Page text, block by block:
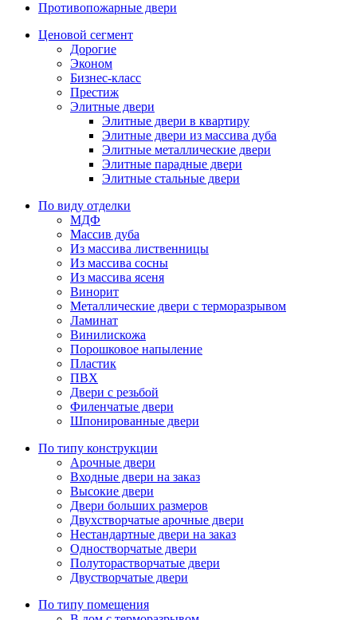
Противопожарные двери
Ценовой сегмент
Дорогие
Эконом
Бизнес-класс
Престиж
Элитные двери
Элитные двери в квартиру
Элитные двери из массива дуба
Элитные металлические двери
Элитные парадные двери
Элитные стальные двери
По виду отделки
МДФ
Массив дуба
Из массива лиственницы
Из массива сосны
Из массива ясеня
Винорит
Металлические двери с терморазрывом
Ламинат
Винилискожа
Порошковое напыление
Пластик
ПВХ
Двери с резьбой
Филенчатые двери
Шпонированные двери
По типу конструкции
Арочные двери
Входные двери на заказ
Высокие двери
Двери больших размеров
Двухстворчатые арочные двери
Нестандартные двери на заказ
Одностворчатые двери
Полуторастворчатые двери
Двустворчатые двери
По типу помещения